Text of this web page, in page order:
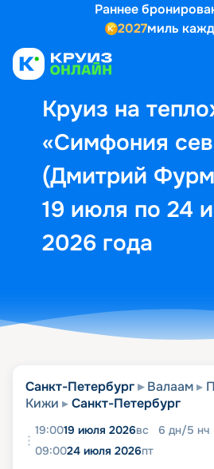
Раннее
2027миль
Круиз на
«Симфония
(Дмитрий
19 июля по 24
2026 года
Выбор кают
Санкт-Петербург Валаам
Кижи
Санкт-Петербург
19:0019 июля 2026вс 6 дн/5 нч
09:0024 июля 2026пт